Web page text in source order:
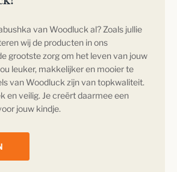
van Woodluck al? Zoals jullie
wij de producten in ons
grootste zorg om het leven van jouw
leuker, makkelijker en mooier te
van Woodluck zijn van topkwaliteit.
en veilig. Je creërt daarmee een
jouw kindje.